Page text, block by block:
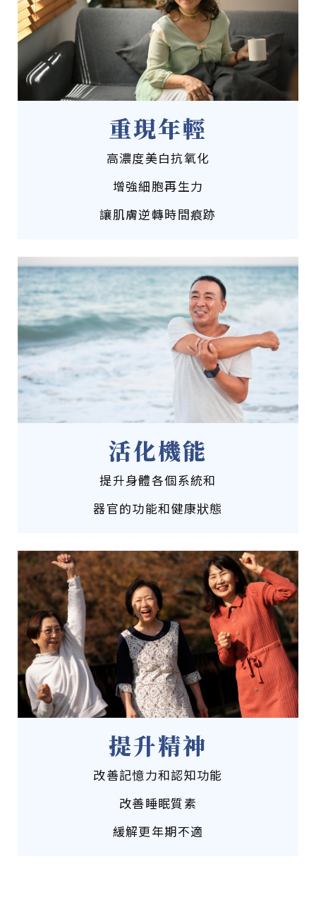
重現年輕
高濃度美白抗氧化
增強細胞再生力
讓肌膚逆轉時間痕跡
活化機能
提升身體各個系統和
器官的功能和健康狀態
提升精神
改善記憶力和認知功能
改善睡眠質素
緩解更年期不適